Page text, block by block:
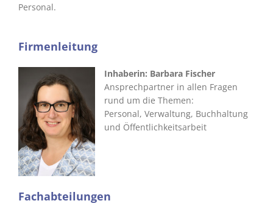
Personal.
Firmenleitung
Inhaberin: Barbara Fischer
Ansprechpartner in allen Fragen
rund um die Themen:
Personal, Verwaltung, Buchhaltung
und Öffentlichkeitsarbeit
Fachabteilungen